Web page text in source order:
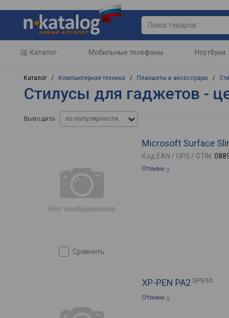
Каталог Мобильные телефоны Ноутбуки
Каталог / Компьютерная техника / Планшеты и аксессуары /
Стилусы для гаджетов -
Выводить по популярности
сравнить
Microsoft Surface
Код EAN / UPS / GTIN:
Отзывы 0
XP-PEN PA2 SPE50
Отзывы 0